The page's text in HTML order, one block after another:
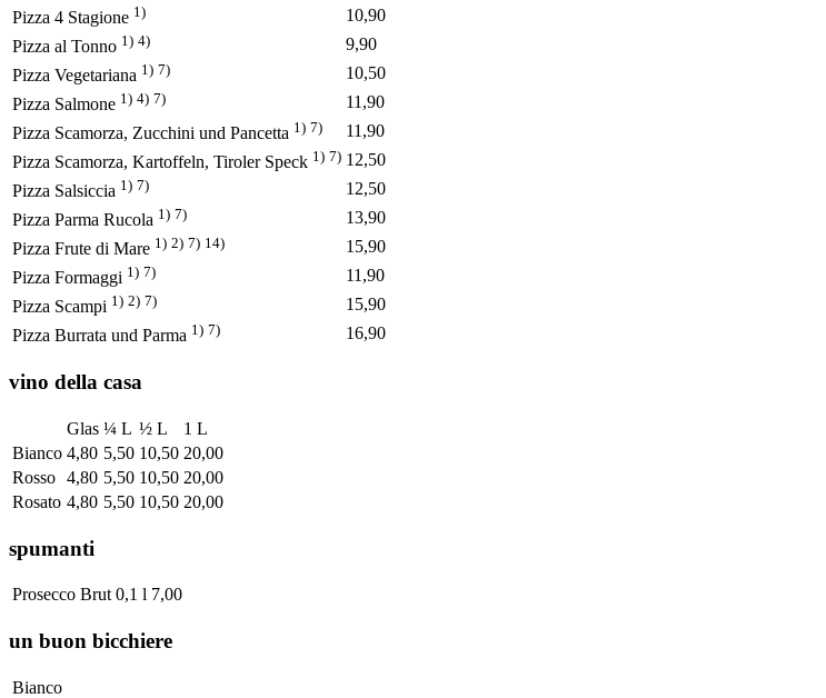
Pizza 4 Stagione 1)
10,90
Pizza al Tonno 1) 4)
9,90
Pizza Vegetariana 1) 7)
10,50
Pizza Salmone 1) 4) 7)
11,90
Pizza Scamorza, Zucchini und Pancetta 1) 7)
11,90
Pizza Scamorza, Kartoffeln, Tiroler Speck 1) 7) 12,50
Pizza Salsiccia 1) 7)
12,50
Pizza Parma Rucola 1) 7)
13,90
Pizza Frute di Mare 1) 2) 7) 14)
15,90
Pizza Formaggi 1) 7)
11,90
Pizza Scampi 1) 2) 7)
15,90
Pizza Burrata und Parma 1) 7) 16,90
vino della casa
Glas ¼ L ½ L
1 L
Bianco 4,80 5,50 10,50 20,00
Rosso 4,80 5,50 10,50 20,00
Rosato 4,80 5,50 10,50 20,00
spumanti
Prosecco Brut 0,1 l 7,00
un buon bicchiere
Bianco